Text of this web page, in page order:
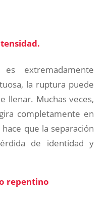
extremadamente
la ruptura puede
llenar. Muchas veces,
completamente en
que la separación
de identidad y
repentino